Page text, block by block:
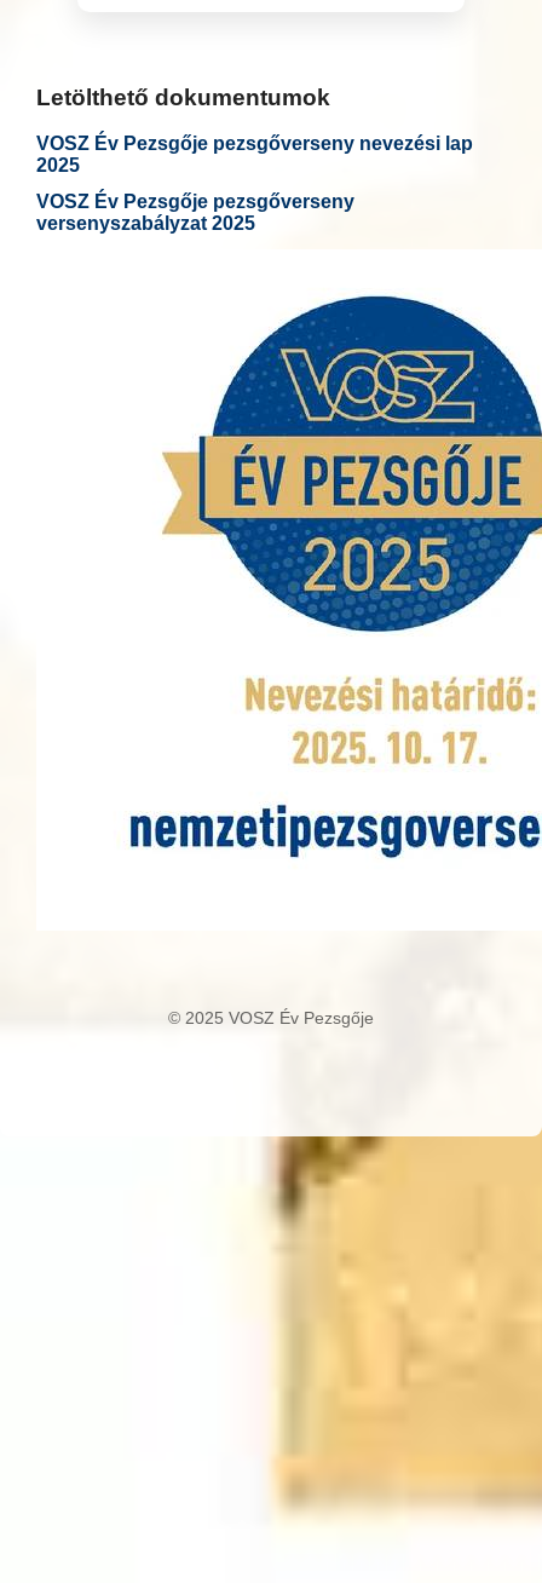
Letölthető dokumentumok
VOSZ Év Pezsgője pezsgőverseny nevezési lap
2025
VOSZ Év Pezsgője pezsgőverseny
versenyszabályzat 2025
© 2025 VOSZ Év Pezsgője